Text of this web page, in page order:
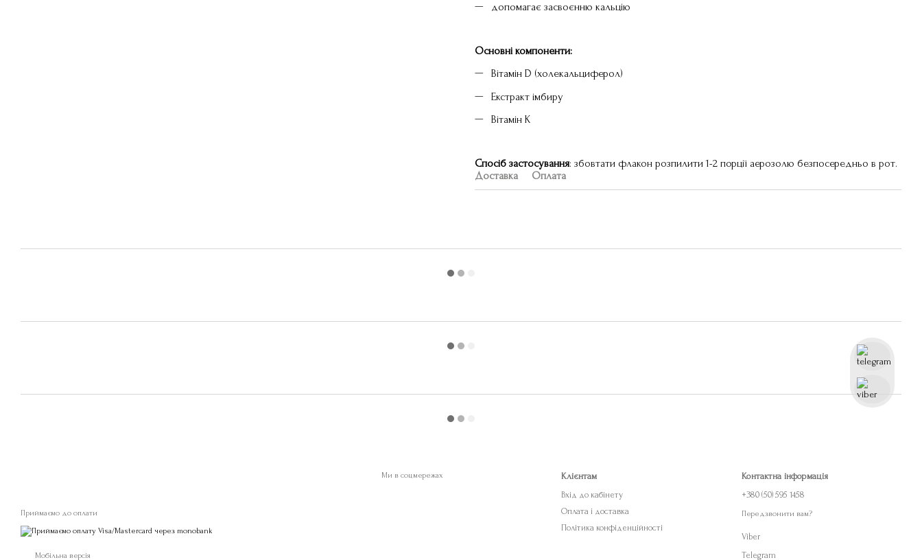
допомагає засвоєнню кальцію
Основні компоненти:
Вітамін D (холекальциферол)
Екстракт імбиру
Вітамін K
Спосіб застосування: збовтати флакон розпилити 1-2 порції аерозолю безпосередньо в рот.
Доставка
Оплата
Приймаємо до оплати
Мобільна версія
Ми в соцмережах Клієнтам
Вхід до кабінету
Оплата і доставка
Політика конфіденційності
Контактна інформація
+380 (50) 595 1458
Передзвонити вам?
Viber
Telegram